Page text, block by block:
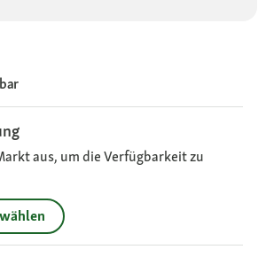
aus, um die Verfügbarkeit zu